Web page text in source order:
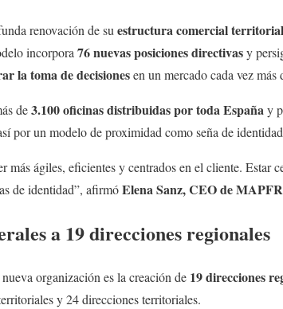
renovación de suestructura comercial
incorpora76 nuevas posiciones directivasy
la toma de decisionesen un mercado cada vez
de3.100 oficinas distribuidas por toda Españay
por un modelo de proximidad como seña de
más ágiles, eficientes y centrados en el cliente. Estar
de identidad”, afirmóElena Sanz, CEO de
a 19 direcciones regionales
organización es la creación de 19 direcciones
y 24 direcciones territoriales.